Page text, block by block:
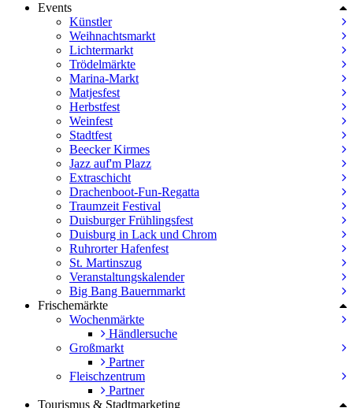
Events
Künstler
Weihnachtsmarkt
Lichtermarkt
Trödelmärkte
Marina-Markt
Matjesfest
Herbstfest
Weinfest
Stadtfest
Beecker Kirmes
Jazz auf'm Plazz
Extraschicht
Drachenboot-Fun-Regatta
Traumzeit Festival
Duisburger Frühlingsfest
Duisburg in Lack und Chrom
Ruhrorter Hafenfest
St. Martinszug
Veranstaltungskalender
Big Bang Bauernmarkt
Frischemärkte
Wochenmärkte
Händlersuche
Großmarkt
Partner
Fleischzentrum
Partner
Tourismus & Stadtmarketing